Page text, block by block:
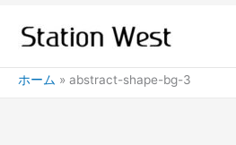
ス
ホーム abstract-shape-bg-3